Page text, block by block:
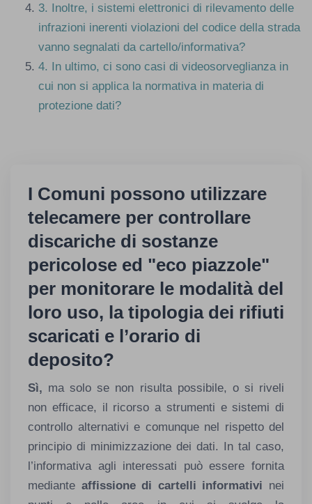
3. Inoltre, i sistemi elettronici di rilevamento delle
infrazioni inerenti violazioni del codice della strada
vanno segnalati da cartello/informativa?
4. In ultimo, ci sono casi di videosorveglianza in
cui non si applica la normativa in materia di
protezione dati?
I Comuni possono utilizzare
telecamere per controllare
discariche di sostanze
pericolose ed "eco piazzole"
per monitorare le modalità del
loro uso, la tipologia dei rifiuti
scaricati e l’orario di
deposito?
Sì, ma solo se non risulta possibile, o si riveli
non efficace, il ricorso a strumenti e sistemi di
controllo alternativi e comunque nel rispetto del
principio di minimizzazione dei dati. In tal caso,
l’informativa agli interessati può essere fornita
mediante affissione di cartelli informativi nei